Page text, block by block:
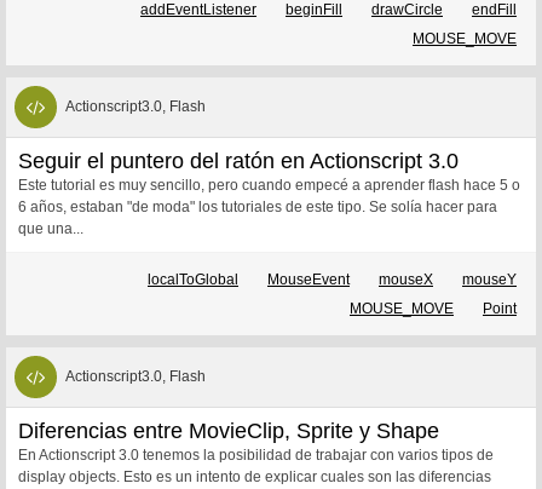
addEventListener beginFill drawCircle
endFill
MOUSE_MOVE
Actionscript3.0, Flash
Seguir el puntero del ratón en Actionscript 3.0
Este tutorial es muy sencillo, pero cuando empecé a aprender flash hace 5 o
6 años, estaban "de moda" los tutoriales de este tipo. Se solía hacer para
que una...
localToGlobal MouseEvent mouseX
mouseY
MOUSE_MOVE
Point
Actionscript3.0, Flash
Diferencias entre MovieClip, Sprite y Shape
En Actionscript 3.0 tenemos la posibilidad de trabajar con varios tipos de
display objects. Esto es un intento de explicar cuales son las diferencias